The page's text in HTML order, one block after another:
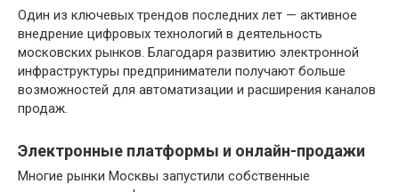
Один из ключевых трендов последних лет — активное
внедрение цифровых технологий в деятельность
московских рынков. Благодаря развитию электронной
инфраструктуры предприниматели получают больше
возможностей для автоматизации и расширения каналов
продаж.
Электронные платформы и онлайн-продажи
Многие рынки Москвы запустили собственные